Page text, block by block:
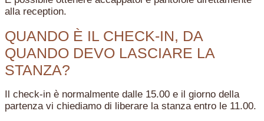
alla reception.
QUANDO È IL CHECK-IN, DA
QUANDO DEVO LASCIARE LA
STANZA?
Il check-in è normalmente dalle 15.00 e il giorno della
partenza vi chiediamo di liberare la stanza entro le 11.00.